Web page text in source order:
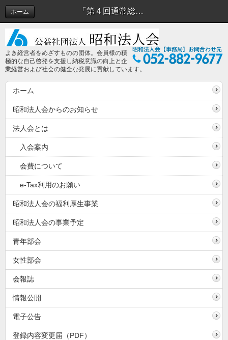
「第４回通常総会」を開催しました | 昭和法人会からのお知らせ
ホーム
よき経営者をめざすものの団体。会員様の積
極的な自己啓発を支援し納税意識の向上と企
業経営および社会の健全な発展に貢献しています。
ホーム
昭和法人会からのお知らせ
法人会とは
入会案内
会費について
e-Tax利用のお願い
昭和法人会の福利厚生事業
昭和法人会の事業予定
青年部会
女性部会
会報誌
情報公開
電子公告
登録内容変更届（PDF）